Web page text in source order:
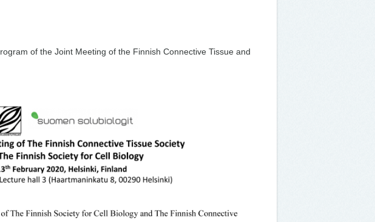
of the Joint Meeting of the Finnish Connective Tissue and